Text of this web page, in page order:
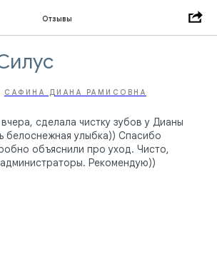
Отзывы
САФИНА ДИАНА РАМИСОВНА
сделала чистку зубов у Дианы
белоснежная улыбка)) Спасибо
объяснили про уход. Чисто,
Рекомендую))